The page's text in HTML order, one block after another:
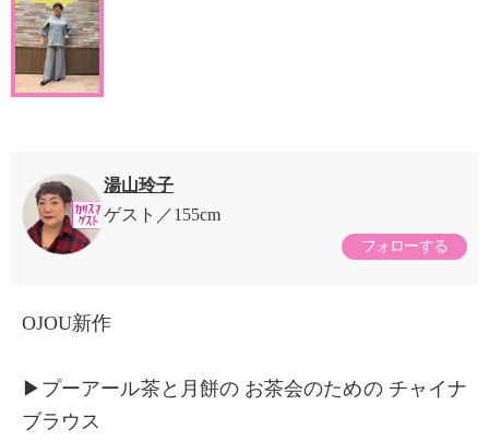
湯山玲子
ゲスト
155cm
フォローする
OJOU新作
▶︎プーアール茶と月餅の お茶会のための チャイナ
ブラウス